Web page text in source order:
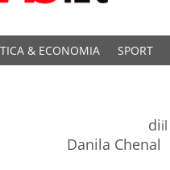
& ECONOMIA SPORT
di
Danila Chenal
il